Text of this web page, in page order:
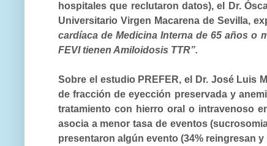
hospitales que reclutaron datos), el Dr.
Universitario Virgen Macarena de Sevilla,
cardíaca de Medicina Interna de 65 años o
FEVI tienen Amiloidosis TTR”.
Sobre el estudio PREFER, el Dr. José Luis
de fracción de eyección preservada y
tratamiento con hierro oral o intravenoso
asocia a menor tasa de eventos
presentaron algún evento (34% reingresan y